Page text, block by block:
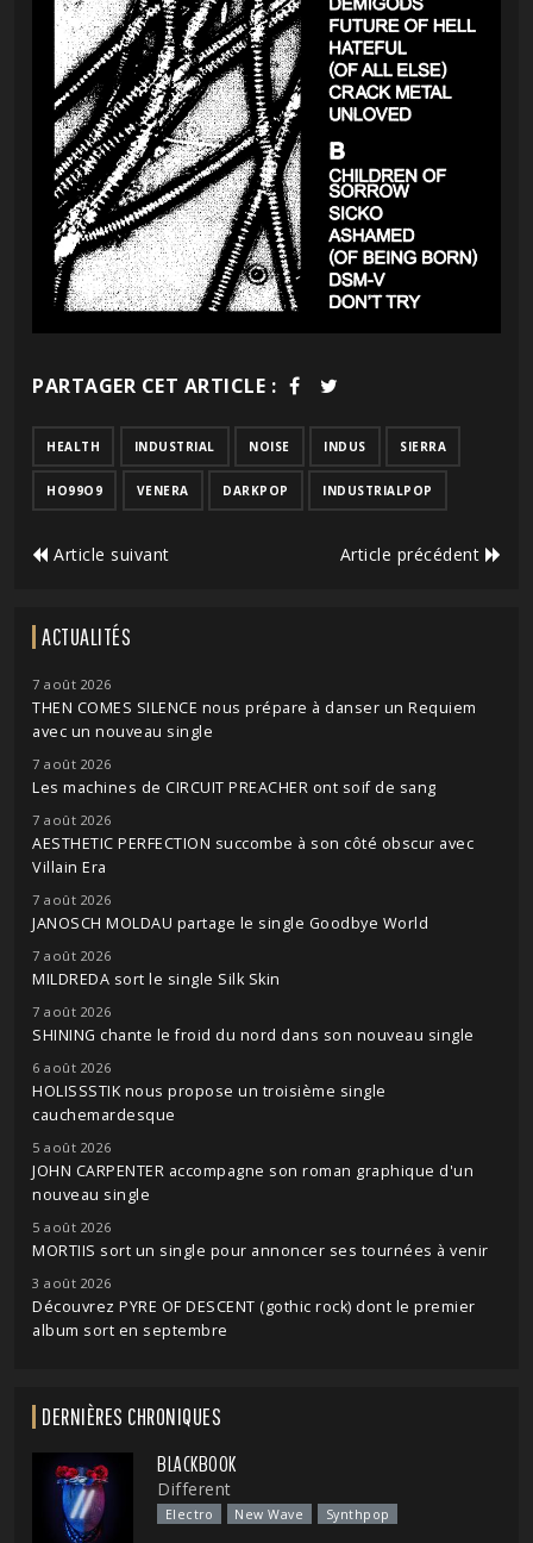
PARTAGER CET ARTICLE :
HEALTH INDUSTRIAL NOISE INDUS SIERRA
HO99O9 VENERA DARKPOP INDUSTRIALPOP
Article suivant Article précédent
ACTUALITÉS
7 août 2026
THEN COMES SILENCE nous prépare à danser un Requiem
avec un nouveau single
7 août 2026
Les machines de CIRCUIT PREACHER ont soif de sang
7 août 2026
AESTHETIC PERFECTION succombe à son côté obscur avec
Villain Era
7 août 2026
JANOSCH MOLDAU partage le single Goodbye World
7 août 2026
MILDREDA sort le single Silk Skin
7 août 2026
SHINING chante le froid du nord dans son nouveau single
6 août 2026
HOLISSSTIK nous propose un troisième single
cauchemardesque
5 août 2026
JOHN CARPENTER accompagne son roman graphique d'un
nouveau single
5 août 2026
MORTIIS sort un single pour annoncer ses tournées à venir
3 août 2026
Découvrez PYRE OF DESCENT (gothic rock) dont le premier
album sort en septembre
DERNIÈRES CHRONIQUES
BLACKBOOK
Different
Electro New Wave Synthpop